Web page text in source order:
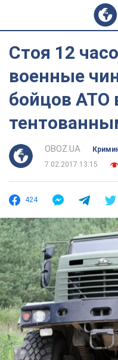
Стоя 12
военные
бойцов АТО
OBOZ.UA
7.02.2017 13:15
424